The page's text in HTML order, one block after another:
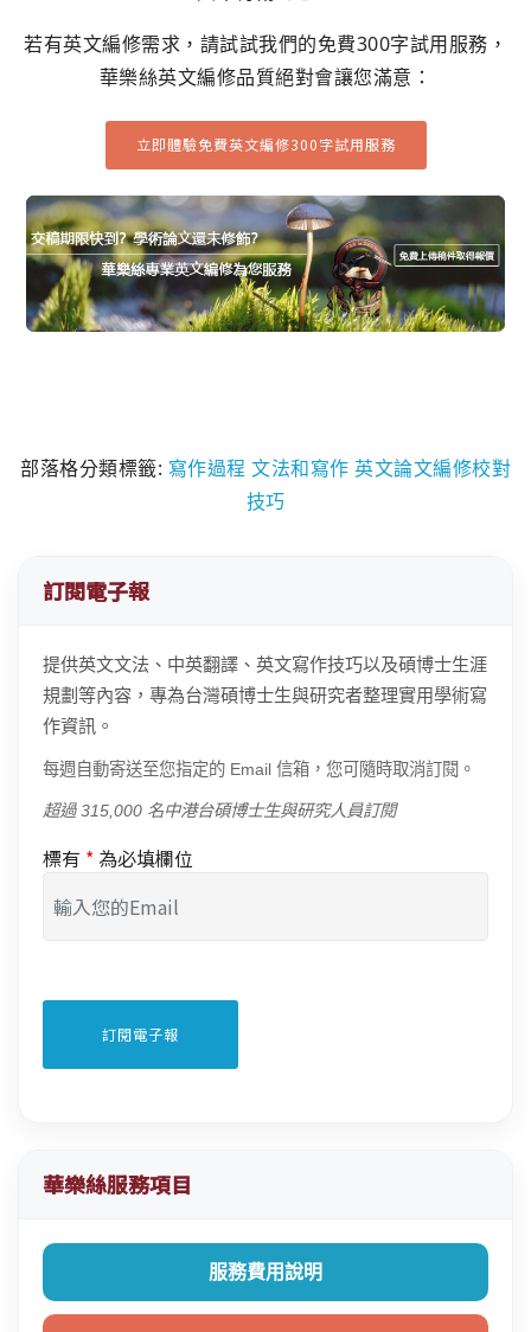
若有英文編修需求，請試試我們的免費300字試用服務，
華樂絲英文編修品質絕對會讓您滿意：
立即體驗免費英文編修300字試用服務
部落格分類標籤: 寫作過程 文法和寫作 英文論文編修校對
技巧
訂閱電子報
提供英文文法、中英翻譯、英文寫作技巧以及碩博士生涯
規劃等內容，專為台灣碩博士生與研究者整理實用學術寫
作資訊。
每週自動寄送至您指定的 Email 信箱，您可隨時取消訂閱。
超過 315,000 名中港台碩博士生與研究人員訂閱
標有 * 為必填欄位
華樂絲服務項目
服務費用說明